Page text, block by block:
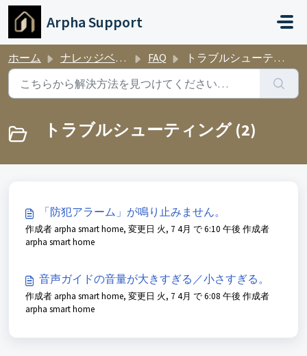
メインコンテンツに移動
Arpha Support
ホーム ナレッジベース FAQ トラブルシューティング
トラブルシューティング (2)
「防犯アラーム」が鳴り止みません。
作成者 arpha smart home, 変更日 火, 7 4月 で 6:10 午後 作成者
arpha smart home
音声ガイドの音量が大きすぎる／小さすぎる。
作成者 arpha smart home, 変更日 火, 7 4月 で 6:08 午後 作成者
arpha smart home